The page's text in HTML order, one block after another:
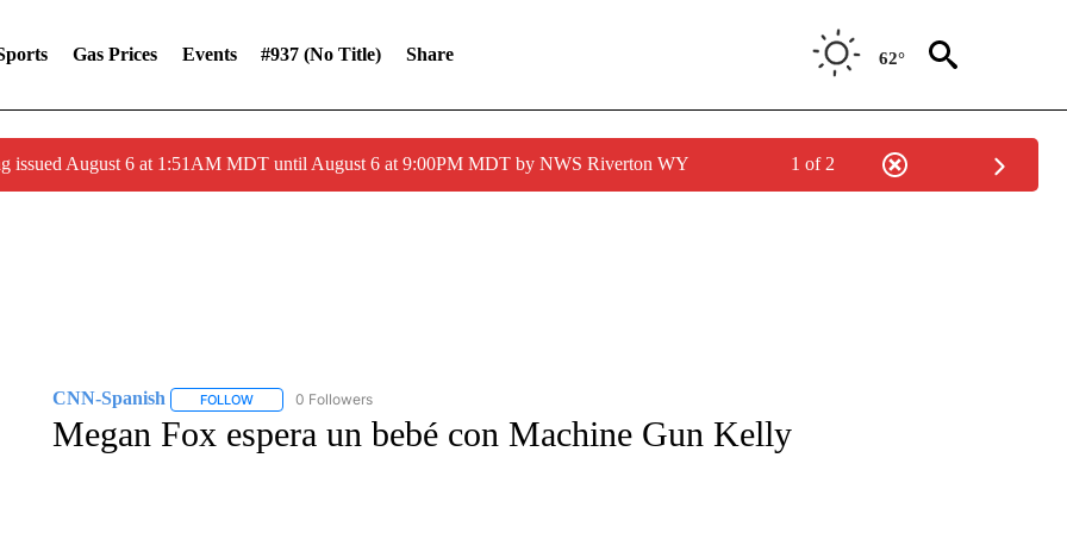
Gas Prices Events #937 (no Title) Share 62°
issued August 6 at 1:51AM MDT until August 6 at 9:00PM MDT by NWS Riverton WY 1 of 2
CNN-Spanish FOLLOWFOLLOW "CNN-SPANISH" TO RECEIVE NOTIFICATIONS ABOUT NEW PAGES ON "CNN-SPANISH".
0 Followers
Megan Fox espera un bebé con Machine Gun Kelly